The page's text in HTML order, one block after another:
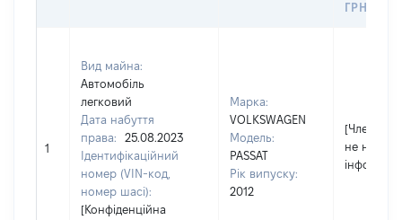
ГРН
1
Вид майна:
Автомобіль
легковий
Дата набуття
права:
25.08.2023
Ідентифікаційний
номер (VIN-код,
номер шасі):
[Конфіденційна
Марка:
VOLKSWAGEN
Модель:
PASSAT
Рік випуску:
2012
[Член сім'ї
не надав